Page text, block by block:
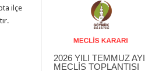
2026 YILI TEMMUZ AYI
MECLİS TOPLANTISI
ilçe